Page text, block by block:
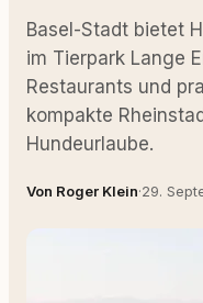
Basel-Stadt bietet
im Tierpark Lange
Restaurants und
kompakte
Hundeurlaube.
Von Roger Klein·29.